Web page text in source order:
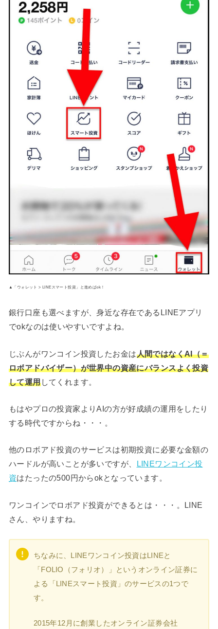
▲「ウォレット > LINEスマート投資」と進めばok！
銀行口座も選べますが、身近な存在であるLINEアプリ
でokなのは使いやすいですよね。
じぶんがワンコイン投資したお金は人間ではなくAI（＝
ロボアドバイザー）が世界中の資産にバランスよく投資
して運用してくれます。
もはやプロの投資家よりAIの方が好成績の運用をしたり
する時代ですからね・・・。
他のロボアド投資のサービスは初期投資に必要な金額の
ハードルが高いことが多いですが、 LINEワンコイン投
資はたったの500円からokとなっています。
ワンコインでロボアド投資ができるとは・・・。LINE
さん、やりますね。
ちなみに、LINEワンコイン投資はLINEと
「FOLIO（フォリオ）」というオンライン証券に
よる「LINEスマート投資」のサービスの1つで
す。
2015年12月に創業したオンライン証券会社